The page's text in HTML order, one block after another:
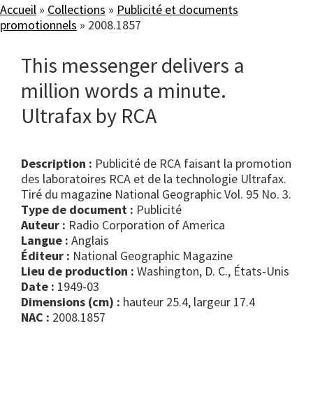
Accueil » Collections » Publicité et documents
promotionnels » 2008.1857
This messenger delivers a
million words a minute.
Ultrafax by RCA
Description : Publicité de RCA faisant la promotion
des laboratoires RCA et de la technologie Ultrafax.
Tiré du magazine National Geographic Vol. 95 No. 3.
Type de document :
publicité
Auteur : Radio Corporation of America
Langue : Anglais
Éditeur : National Geographic Magazine
Lieu de production : Washington, D. C., États-Unis
Date : 1949-03
Dimensions (cm) : hauteur 25.4, largeur 17.4
NAC : 2008.1857